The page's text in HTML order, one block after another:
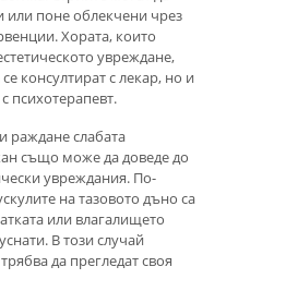
или поне облекчени чрез
Хората, които
увреждане,
консултират с лекар, но и
психотерапевт.
раждане слабата
също може да доведе до
увреждания. По-
на тазовото дъно са
или влагалището
В този случай
да прегледат своя